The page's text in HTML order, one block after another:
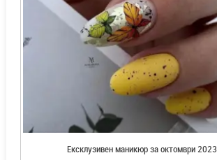
Ексклузивен маникюр за октомври 2023